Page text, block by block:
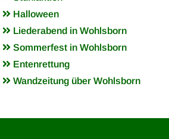
Halloween
Liederabend in Wohlsborn
Sommerfest in Wohlsborn
Entenrettung
Wandzeitung über Wohlsborn